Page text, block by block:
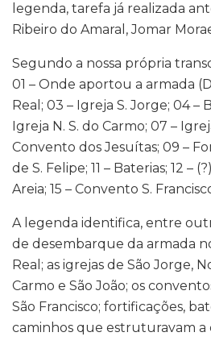
legenda, tarefa já realizada
Ribeiro do Amaral, Jomar
Segundo a nossa própria
01 – Onde aportou a armada
Real; 03 – Igreja S. Jorge; 04 –
Igreja N. S. do Carmo; 07 –
Convento dos Jesuítas; 09 –
de S. Felipe; 11 – Baterias; 12 –
Areia; 15 – Convento S.
A legenda identifica, entre
de desembarque da armada
Real; as igrejas de São Jorge,
Carmo e São João; os
São Francisco; fortificações,
caminhos que estruturavam a